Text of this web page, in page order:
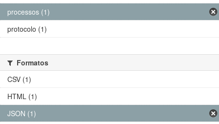
processos (1)
protocolo (1)
Formatos
CSV (1)
HTML (1)
JSON (1)